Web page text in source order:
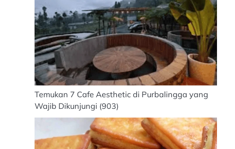
Temukan 7 Cafe Aesthetic di Purbalingga yang
Wajib Dikunjungi (903)